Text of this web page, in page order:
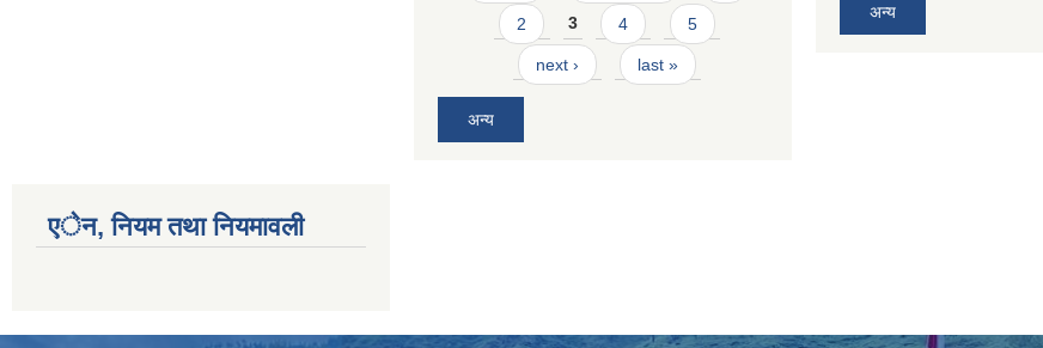
2 3 4 5
next › last »
अन्य
अन्य
एेन, नियम तथा नियमावली